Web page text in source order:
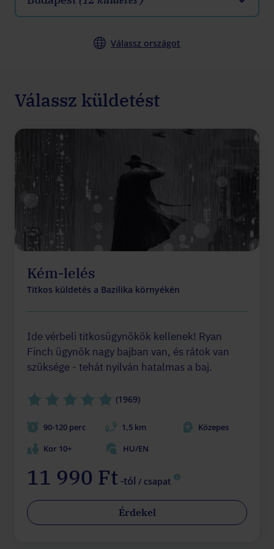
Válassz országot
Válassz küldetést
Kém-lelés
Titkos küldetés a Bazilika környékén
Ide vérbeli titkosügynökök kellenek! Ryan
Finch ügynök nagy bajban van, és rátok van
szüksége - tehát nyilván hatalmas a baj.
(1969)
90-120 perc 1,5 km
Közepes
Kor 10+
HU/EN
11 990 Ft -tól / csapat
Érdekel